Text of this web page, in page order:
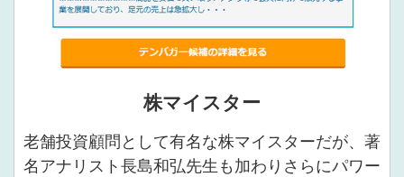
株マイスター
老舗投資顧問として有名な株マイスターだが、著
名アナリスト長島和弘先生も加わりさらにパワー